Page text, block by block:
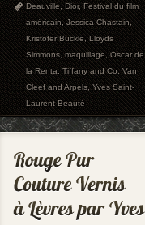
Deauville,Dior,Festival du film
américain,Jessica Chastain,
Kristofer Buckle,Lloyds
Simmons,maquillage,Oscar de
la Renta,Tiffany and Co,Van
Cleef and Arpels,Yves Saint-
Laurent Beauté